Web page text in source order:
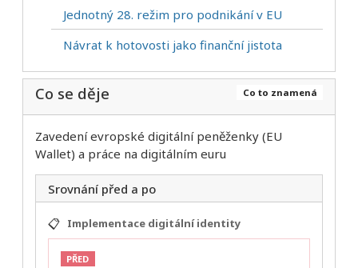
Jednotný 28. režim pro podnikání v EU
Návrat k hotovosti jako finanční jistota
Co to znamená
Co se děje
Zavedení evropské digitální peněženky (EU
Wallet) a práce na digitálním euru
Srovnání před a po
📋 Implementace digitální identity
PŘED